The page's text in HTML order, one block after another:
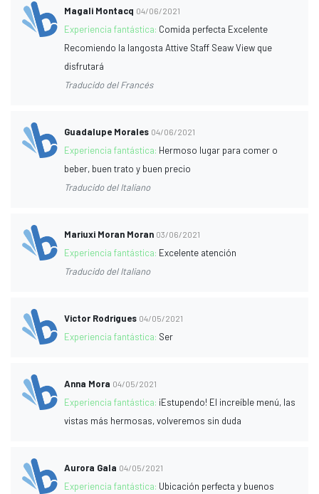
Magali Montacq 04/06/2021
Experiencia fantástica: Comida perfecta Excelente
Recomiendo la langosta Attive Staff Seaw View que
disfrutará
Traducido del Francés
Guadalupe Morales 04/06/2021
Experiencia fantástica: Hermoso lugar para comer o
beber, buen trato y buen precio
Traducido del Italiano
Mariuxi Moran Moran 03/06/2021
Experiencia fantástica: Excelente atención
Traducido del Italiano
Victor Rodrigues 04/05/2021
Experiencia fantástica: Ser
Anna Mora 04/05/2021
Experiencia fantástica: ¡Estupendo! El increíble menú, las
vistas más hermosas, volveremos sin duda
Aurora Gala 04/05/2021
Experiencia fantástica: Ubicación perfecta y buenos